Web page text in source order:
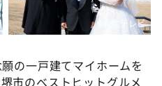
©ABCテレビ
の一戸建てマイホームを
市のベストヒットグルメ